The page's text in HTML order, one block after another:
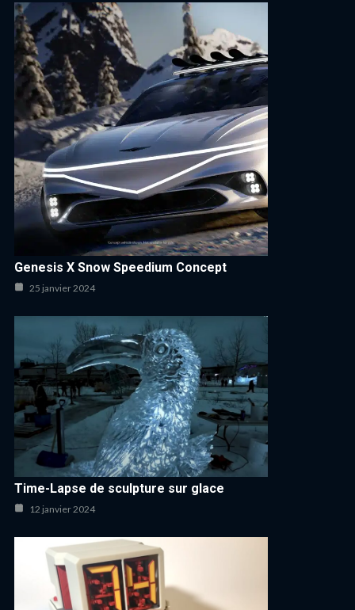
Genesis X Snow Speedium Concept
25 janvier 2024
Time-Lapse de sculpture sur glace
12 janvier 2024